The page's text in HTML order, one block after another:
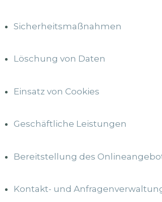
Sicherheitsmaßnahmen
Löschung von Daten
Einsatz von Cookies
Geschäftliche Leistungen
Bereitstellung des
Kontakt- und